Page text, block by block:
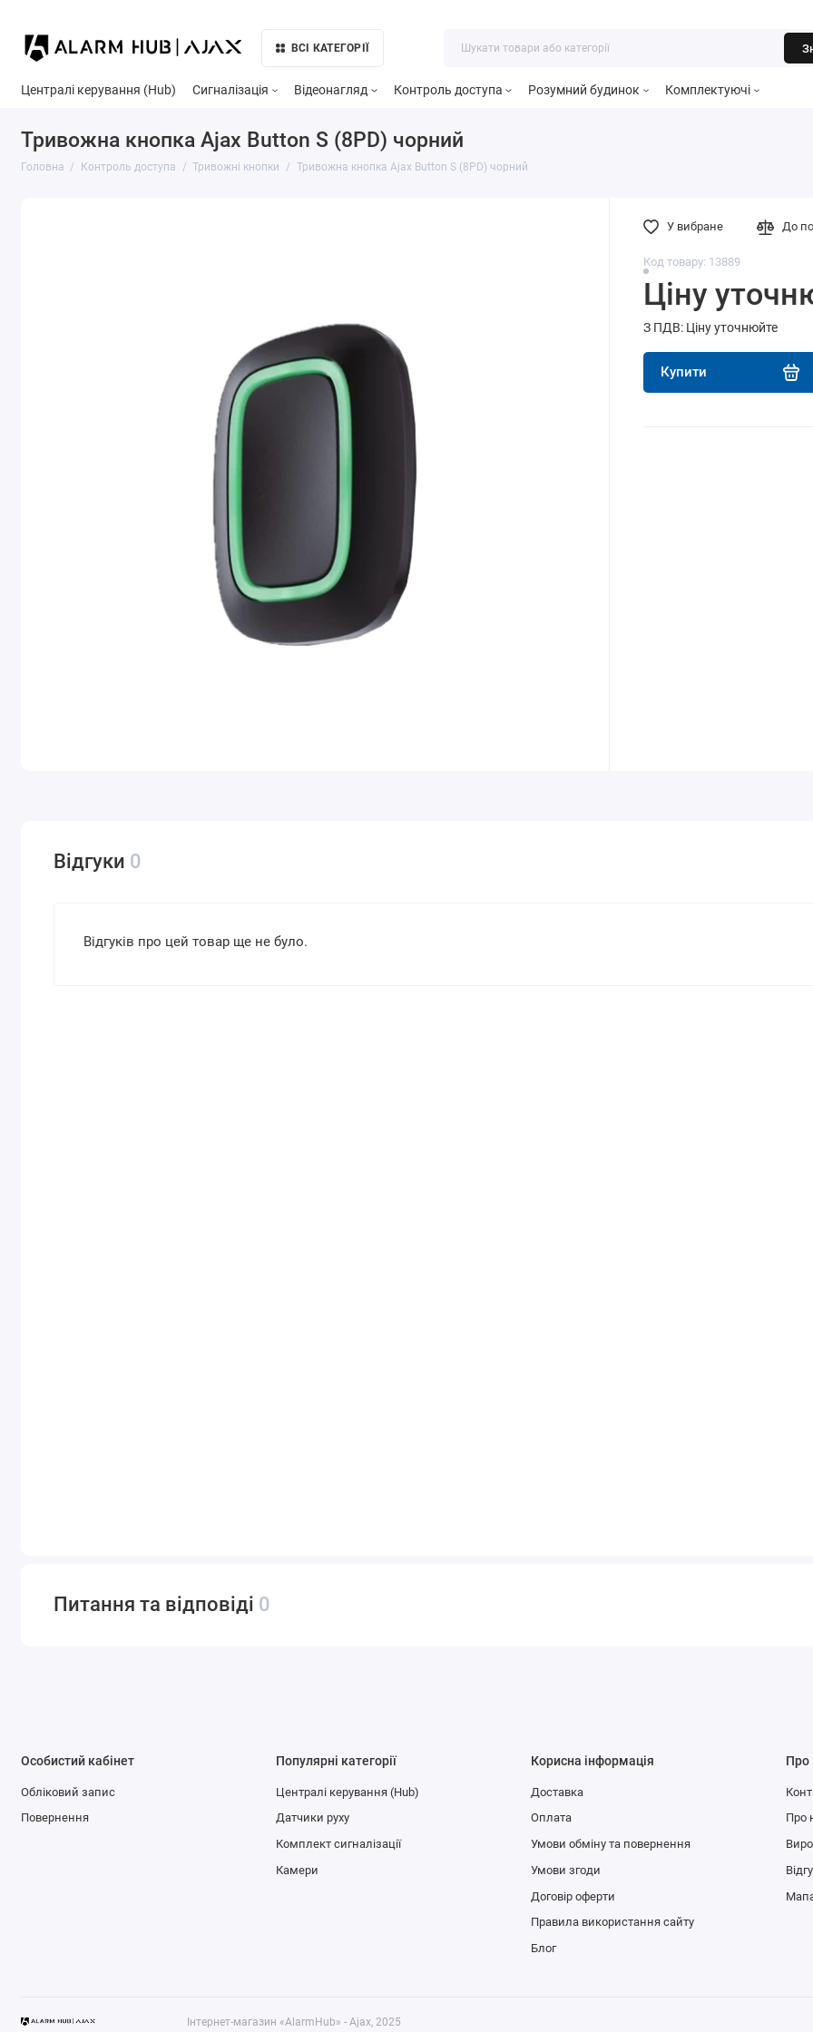
ВСІ КАТЕГОРІЇ
Централі керування (Hub) Сигналізація Відеонагляд Контроль доступа Розумний будинок Комплектуючі
Тривожна кнопка Ajax Button S (8PD) чорний
Головна Контроль доступа Тривожні кнопки Тривожна кнопка Ajax Button S (8PD) чорний
Код товару: 13889
Ціну
З ПДВ: Ціну уточнюйте
Купити
У вибране До
Відгуки 0
Відгуків про цей товар ще не було.
Питання та відповіді 0
Особистий кабінет
Обліковий запис
Повернення
Популярні категорії
Централі керування (Hub)
Датчики руху
Комплект сигналізації
Камери
Корисна інформація
Доставка
Оплата
Умови обміну та повернення
Умови згоди
Договір оферти
Правила використання сайту
Блог
Про
Про
Інтернет-магазин «AlarmHub» - Ajax, 2025